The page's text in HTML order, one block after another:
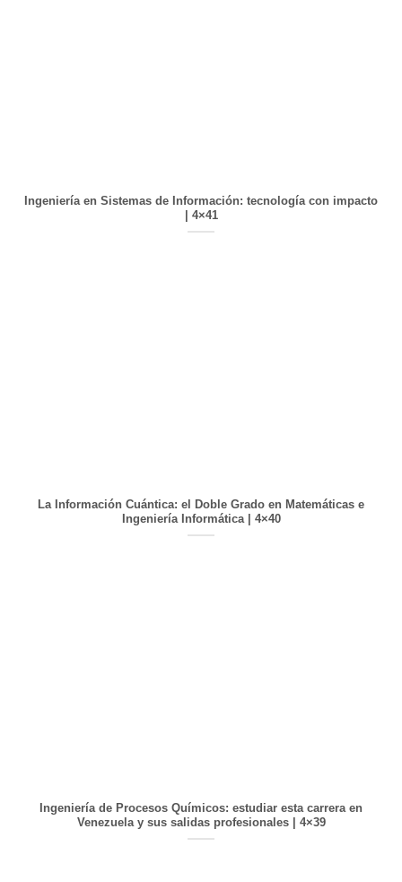
Ingeniería en Sistemas de Información: tecnología con impacto
| 4×41
La Información Cuántica: el Doble Grado en Matemáticas e
Ingeniería Informática | 4×40
Ingeniería de Procesos Químicos: estudiar esta carrera en
Venezuela y sus salidas profesionales | 4×39